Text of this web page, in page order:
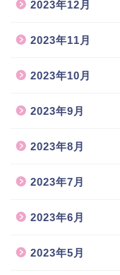
2023年12月
2023年11月
2023年10月
2023年9月
2023年8月
2023年7月
2023年6月
2023年5月